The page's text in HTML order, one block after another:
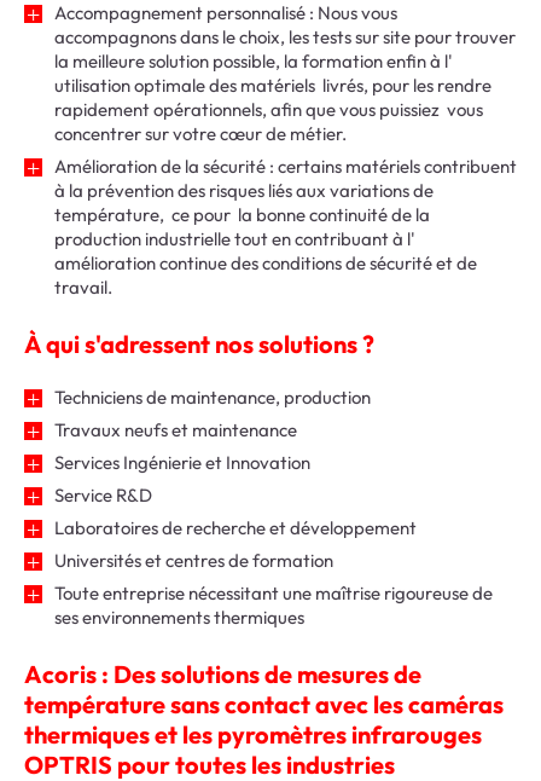
Accompagnement personnalisé : Nous vous
accompagnons dans le choix, les tests sur site pour trouver
la meilleure solution possible, la formation enfin à l'
utilisation optimale des matériels livrés, pour les rendre
rapidement opérationnels, afin que vous puissiez vous
concentrer sur votre cœur de métier.
Amélioration de la sécurité : certains matériels contribuent
à la prévention des risques liés aux variations de
température, ce pour la bonne continuité de la
production industrielle tout en contribuant à l'
amélioration continue des conditions de sécurité et de
travail.
À qui s'adressent nos solutions ?
Techniciens de maintenance, production
Travaux neufs et maintenance
Services Ingénierie et Innovation
Service R&D
Laboratoires de recherche et développement
Universités et centres de formation
Toute entreprise nécessitant une maîtrise rigoureuse de
ses environnements thermiques
Acoris : Des solutions de mesures de
température sans contact avec les caméras
thermiques et les pyromètres infrarouges
OPTRIS pour toutes les industries